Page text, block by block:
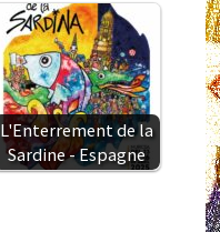
L'Enterrement de la
Sardine - Espagne